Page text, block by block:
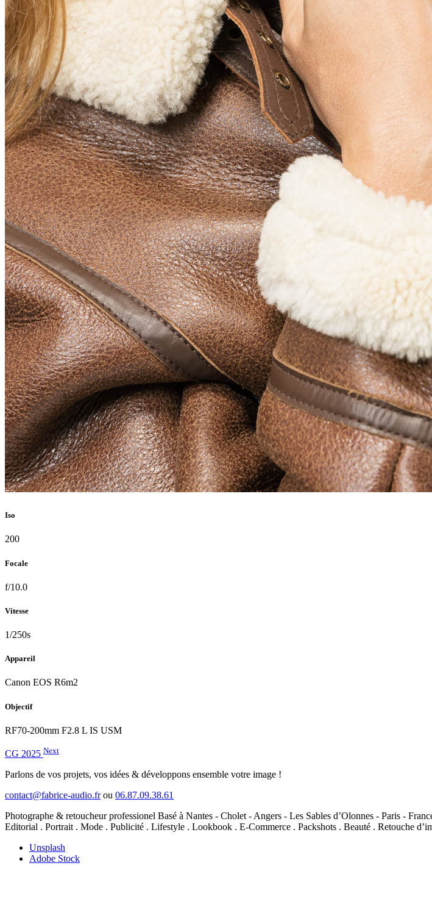
Iso
200
Focale
f/10.0
Vitesse
1/250s
Appareil
Canon EOS R6m2
Objectif
RF70-200mm F2.8 L IS USM
CG 2025 Next
Parlons de vos projets, vos idées & développons ensemble votre image !
contact@fabrice-audio.frou 06.87.09.38.61
Photographe & retoucheur professionel Basé à Nantes - Cholet - Angers - Les Sables d’Olonnes - Paris -
Editorial . Portrait . Mode . Publicité . Lifestyle . Lookbook . E-Commerce . Packshots . Beauté . Retouche
Unsplash
Adobe Stock